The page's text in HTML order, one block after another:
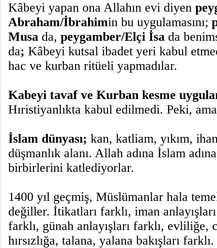
Kâbeyi yapan ona Allahın evi diyen
Abraham/İbrahimin bu uygulamasını;
Musa da, peygamber/Elçi İsa da
da; Kâbeyi kutsal ibadet yeri kabul
hac ve kurban ritüeli yapmadılar.
Kabeyi tavaf ve Kurban kesme
Hıristiyanlıkta kabul edilmedi. Peki,
İslam dünyası; kan, katliam, yıkım,
düşmanlık alanı. Allah adına İslam
birbirlerini katlediyorlar.
1400 yıl geçmiş, Müslümanlar hala
değiller. İtikatları farklı, iman
farklı, günah anlayışları farklı, evliliğe,
hırsızlığa, talana, yalana bakışları farklı.